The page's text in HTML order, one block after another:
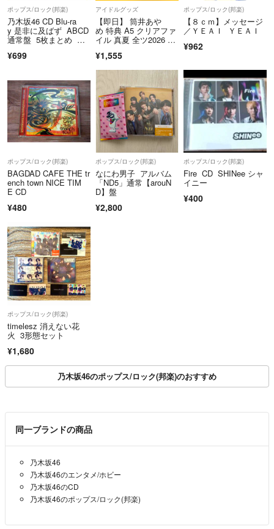
ポップス/ロック(邦楽)
乃木坂46 CD Blu-ra
y 是非に及ばず ABCD
通常盤 5枚まとめ 初
付き 井上和 筒井あや
¥699
アイドルグッズ
【即日】 筒井あや
め 特典 A5 クリアファ
イル 真夏 全ツ2026 乃
¥1,555
ポップス/ロック(邦楽)
【８ｃｍ】メッセージ
／ＹＥＡＩ ＹＥＡＩ
¥962
ポップス/ロック(邦楽)
BAGDAD CAFE THE tr
ench town NICE TIM
E CD
¥480
ポップス/ロック(邦楽)
なにわ男子 アルバム
「ND5」通常【arouN
D】盤
¥2,800
ポップス/ロック(邦楽)
Fire CD SHINee シャ
イニー
¥400
ポップス/ロック(邦楽)
timelesz 消えない花
火 3形態セット
¥1,680
乃木坂46のポップス/ロック(邦楽)のおすすめ
同一ブランドの商品
乃木坂46
乃木坂46のエンタメ/ホビー
乃木坂46のCD
乃木坂46のポップス/ロック(邦楽)